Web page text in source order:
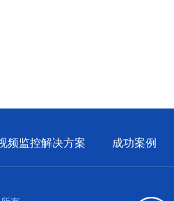
频监控解决方案 成功案例